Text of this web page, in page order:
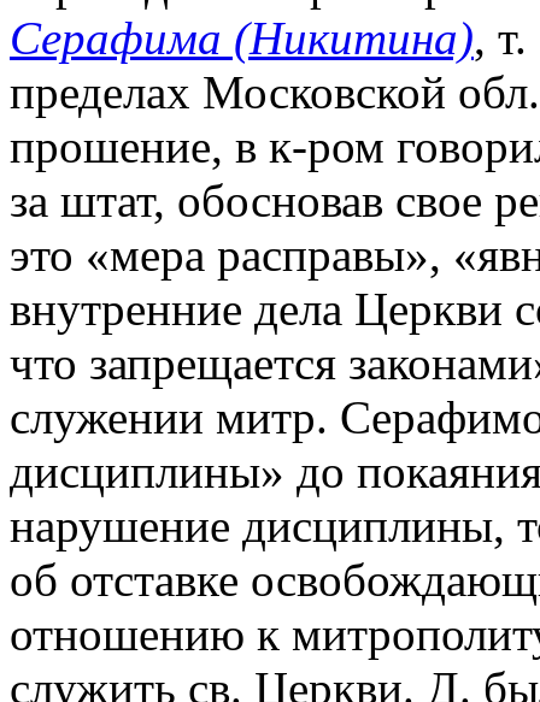
Серафима (Никитина),
пределах Московской
прошение, в к-ром
за штат, обосновав свое
это «мера расправы»,
внутренние дела Церкви
что запрещается
служении митр.
дисциплины» до
нарушение дисциплины,
об отставке
отношению к
служить св. Церкви. Д.